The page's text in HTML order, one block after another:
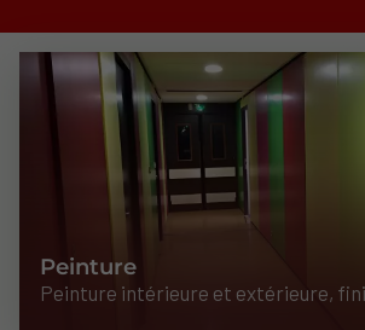
Peinture
Peinture intérieure et extérieure,